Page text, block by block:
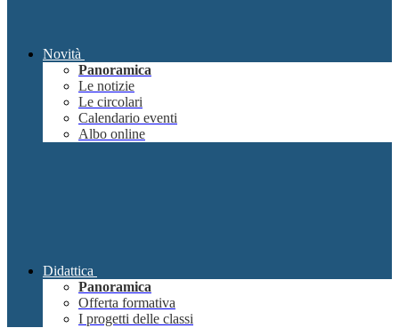
Novità
Panoramica
Le notizie
Le circolari
Calendario eventi
Albo online
Didattica
Panoramica
Offerta formativa
I progetti delle classi